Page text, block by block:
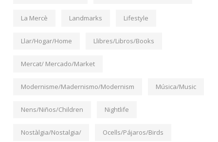
La Mercè Landmarks Lifestyle
Llar/Hogar/Home Llibres/Libros/Books
Mercat/ Mercado/Market
Modernisme/Madernismo/Modernism Música/Music
Nens/Niños/Children Nightlife
Nostàlgia/Nostalgia/ Ocells/Pájaros/Birds